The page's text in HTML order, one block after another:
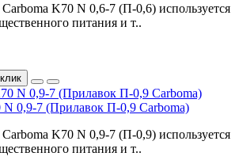
K70 N 0,6-7 (П-0,6) используется
питания и т..
0,9-7 (Прилавок П-0,9 Carboma)
K70 N 0,9-7 (П-0,9) используется
питания и т..